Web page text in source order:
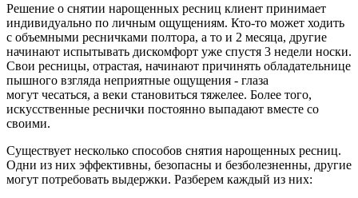
Решение о снятии нарощенных ресниц клиент принимает
индивидуально по личным ощущениям. Кто-то может ходить
с объемными ресничками полтора, а то и 2 месяца, другие
начинают испытывать дискомфорт уже спустя 3 недели носки.
Свои ресницы, отрастая, начинают причинять обладательнице
пышного взгляда неприятные ощущения - глаза
могут чесаться, а веки становиться тяжелее. Более того,
искусственные реснички постоянно выпадают вместе со
своими.
Существует несколько способов снятия нарощенных ресниц.
Одни из них эффективны, безопасны и безболезненны, другие
могут потребовать выдержки. Разберем каждый из них: